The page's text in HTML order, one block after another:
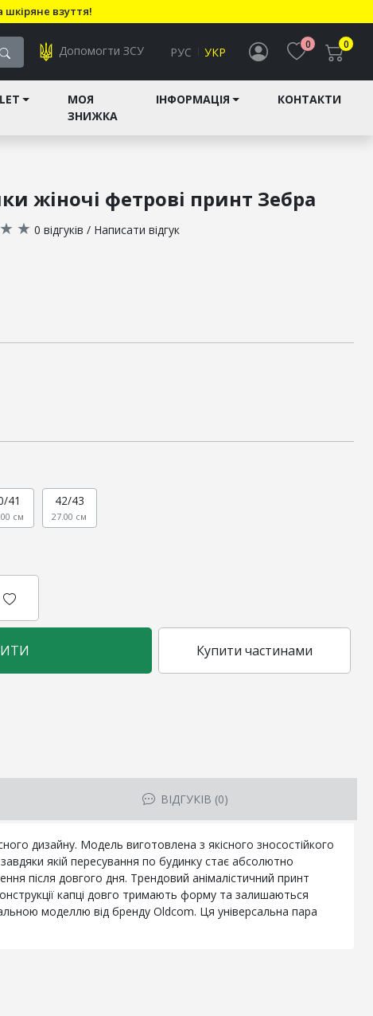
шкіряне взуття!
Допомогти ЗСУ РУС УКР
0 0
МОЯ
ЗНИЖКА
ІНФОРМАЦІЯ КОНТАКТИ
жіночі фетрові принт Зебра
★ ★ 0 відгуків / Написати відгук
41
см
42/43
27.00 см
Купити частинами
ВІДГУКІВ (0)
дизайну. Модель виготовлена з якісного зносостійкого
якій пересування по будинку стає абсолютно
після довгого дня. Трендовий анімалістичний принт
капці довго тримають форму та залишаються
моделлю від бренду Oldcom. Ця універсальна пара